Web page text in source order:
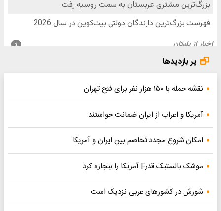
پر بازدیدها
نقشه حمله با ۱۵۰ هزار نفر برای فتح تهران
آمریکا و اعراب از ایران ضمانت خواستند
امکان شروع مجدد تخاصم‌ بین ایران و آمریکا
موشک بالستیک قدرF آمریکا را بیچاره کرد
شورش در کشورهای عربی نزدیک است